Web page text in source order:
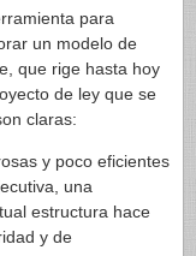
para
un modelo de
que rige hasta hoy
de ley que se
claras:
y poco eficientes
una
estructura hace
y de